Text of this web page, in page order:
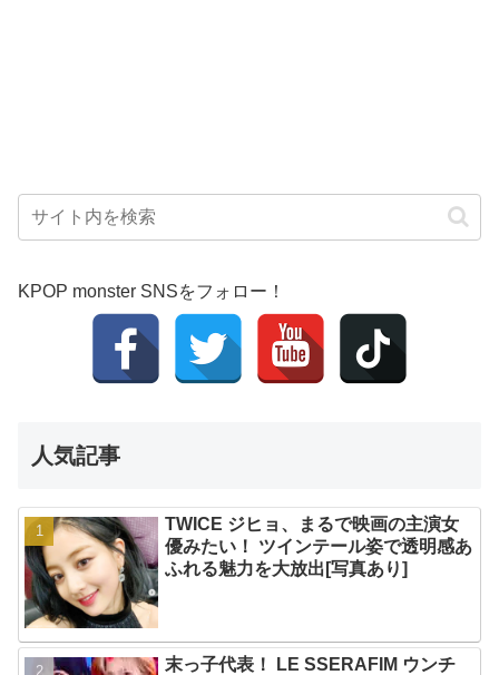
KPOP monster SNSをフォロー！
人気記事
TWICE ジヒョ、まるで映画の主演女
優みたい！ ツインテール姿で透明感あ
ふれる魅力を大放出[写真あり]
末っ子代表！ LE SSERAFIM ウンチ